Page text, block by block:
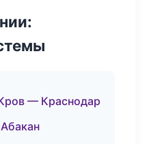
— Краснодар